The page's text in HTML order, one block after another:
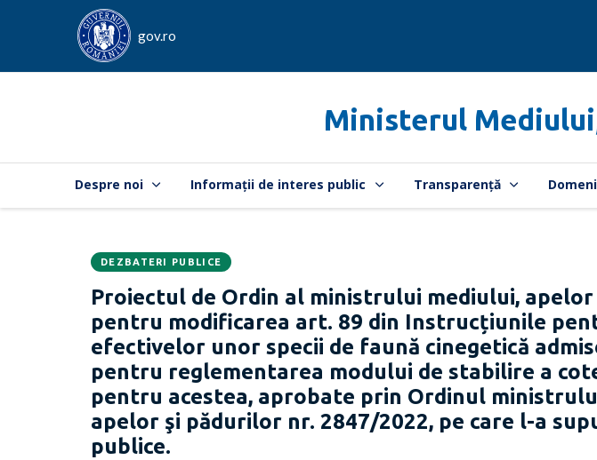
gov.ro
Ministerul
Despre noi Informații de interes public Transparență
CATEGORIA:
DEZBATERI PUBLICE
Proiectul de Ordin al ministrului mediului,
pentru modificarea art. 89 din Instrucțiunile
efectivelor unor specii de faună cinegetică
pentru reglementarea modului de stabilire a
pentru acestea, aprobate prin Ordinul
apelor şi pădurilor nr. 2847/2022, pe care l-a
publice.
Data
publicării: